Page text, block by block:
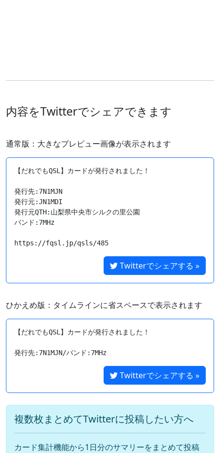
内容をTwitterでシェアできます
通常版：大きなプレビュー画像が表示されます
【だれでもQSL】カードが発行されました！
発行先:7N1MJN
発行元:JN1MDI
発行元QTH:山梨県中央市シルクの里公園
バンド:7MHz
https://fqsl.jp/qsls/485
Twitterでシェアする »
ひかえめ版：タイムラインに省スペースで表示されます
【だれでもQSL】カードが発行されました！
Twitterでシェアする »
複数枚まとめてTwitterに投稿したい方へ
カード集計機能から1日分のサマリーをまとめて投稿